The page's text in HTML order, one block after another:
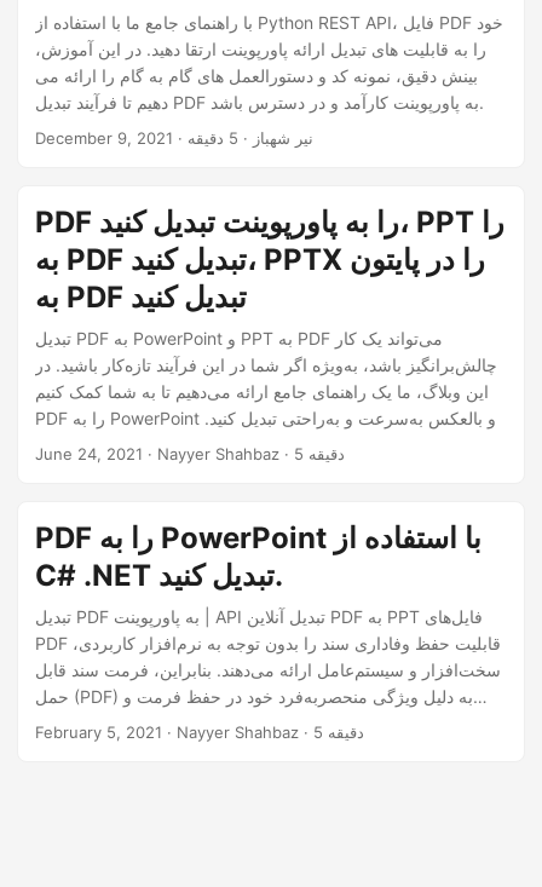
با راهنمای جامع ما با استفاده از Python REST API، فایل PDF خود
را به قابلیت های تبدیل ارائه پاورپوینت ارتقا دهید. در این آموزش،
بینش دقیق، نمونه کد و دستورالعمل های گام به گام را ارائه می
دهیم تا فرآیند تبدیل PDF به پاورپوینت کارآمد و در دسترس باشد.
December 9, 2021 · نیر شهباز · 5 دقیقه
PDF را به پاورپوینت تبدیل کنید، PPT را
به PDF تبدیل کنید، PPTX را در پایتون
به PDF تبدیل کنید
تبدیل PDF به PowerPoint و PPT به PDF می‌تواند یک کار
چالش‌برانگیز باشد، به‌ویژه اگر شما در این فرآیند تازه‌کار باشید. در
این وبلاگ، ما یک راهنمای جامع ارائه می‌دهیم تا به شما کمک کنیم
PDF را به PowerPoint و بالعکس به‌سرعت و به‌راحتی تبدیل کنید.
ما بهترین ابزارها و روش‌ها را پوشش می‌دهیم تا اطمینان حاصل
مشکلی که ممکن است با آن مواجه شوید را برطرف کنید. چه شما
یک دانش‌آموز، یک حرفه‌ای، یا یک مالک کسب‌وکار باشید، وبلاگ ما
هر آنچه را که نیاز دارید برای تبدیل PDF به PowerPoint و PPT به
PDF در اختیار شما قرار می
June 24, 2021 · Nayyer Shahbaz · 5 دقیقه
PDF را به PowerPoint با استفاده از
C# .NET تبدیل کنید.
تبدیل PDF به پاورپوینت | API تبدیل آنلاین PDF به PPT فایل‌های
PDF قابلیت حفظ وفاداری سند را بدون توجه به نرم‌افزار کاربردی،
سخت‌افزار و سیستم‌عامل ارائه می‌دهند. بنابراین، فرمت سند قابل
حمل (PDF) به دلیل ویژگی منحصربه‌فرد خود در حفظ فرمت و
نسبت ابعاد عناصر به طور گسترده‌ای محبوب است. به همین ترتیب،
February 5, 2021 · Nayyer Shahbaz · 5 دقیقه